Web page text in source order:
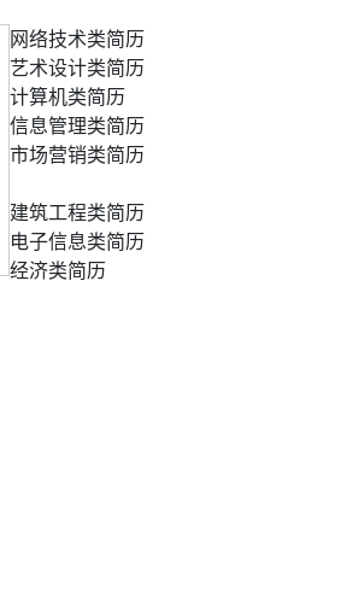
网络技术类简历
艺术设计类简历
计算机类简历
信息管理类简历
市场营销类简历
建筑工程类简历
电子信息类简历
经济类简历